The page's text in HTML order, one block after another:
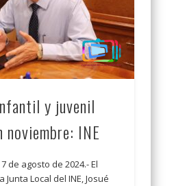
y juvenil
INE
de agosto de 2024.- El
Local del INE, Josué